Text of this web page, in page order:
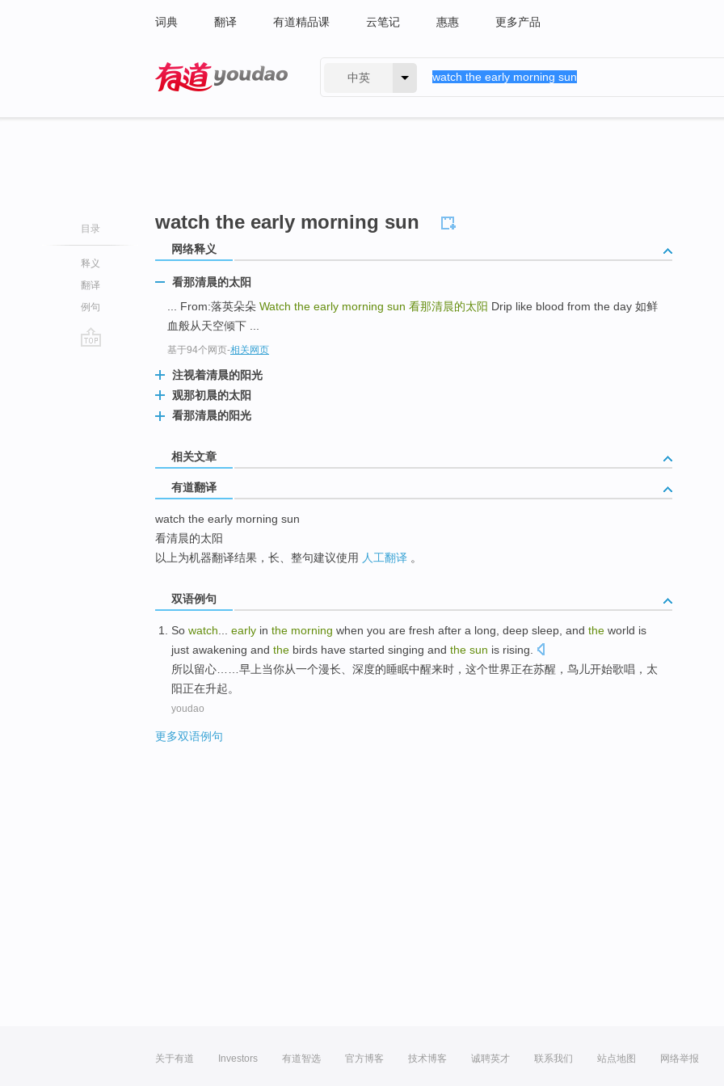
词典 翻译 有道精品课 云笔记 惠惠 更多产品
中英
目录
释义
翻译
例句
watch the early morning sun
网络释义
看那清晨的太阳
... From:落英朵朵 Watch the early morning sun 看那清晨的太阳 Drip like blood from the day 如鲜
血般从天空倾下 ...
基于94个网页-相关网页
注视着清晨的阳光
观那初晨的太阳
看那清晨的阳光
相关文章
有道翻译
watch the early morning sun
看清晨的太阳
以上为机器翻译结果，长、整句建议使用 人工翻译 。
双语例句
So watch early in the morning when you are fresh after a long deep sleep , and the world is
just awakening and the birds have started singing and the sun is rising
所以留心 早上当你从一个漫长 深度的睡眠中醒来时， 这个世界正在苏醒， 鸟儿开始歌唱 ， 太
阳正在升起。
youdao
更多双语例句
关于有道 Investors 有道智选 官方博客 技术博客 诚聘英才 联系我们 站点地图 网络举报